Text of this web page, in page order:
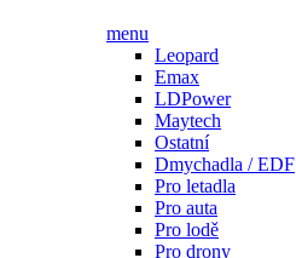
menu
Leopard
Emax
LDPower
Maytech
Ostatní
Dmychadla / EDF
Pro letadla
Pro auta
Pro lodě
Pro drony